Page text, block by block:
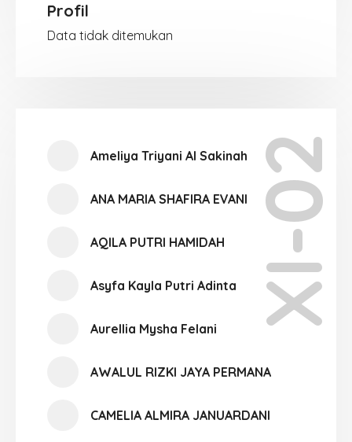
Profil
Data tidak ditemukan
XI-02
Ameliya Triyani Al Sakinah
ANA MARIA SHAFIRA EVANI
AQILA PUTRI HAMIDAH
Asyfa Kayla Putri Adinta
Aurellia Mysha Felani
AWALUL RIZKI JAYA PERMANA
CAMELIA ALMIRA JANUARDANI